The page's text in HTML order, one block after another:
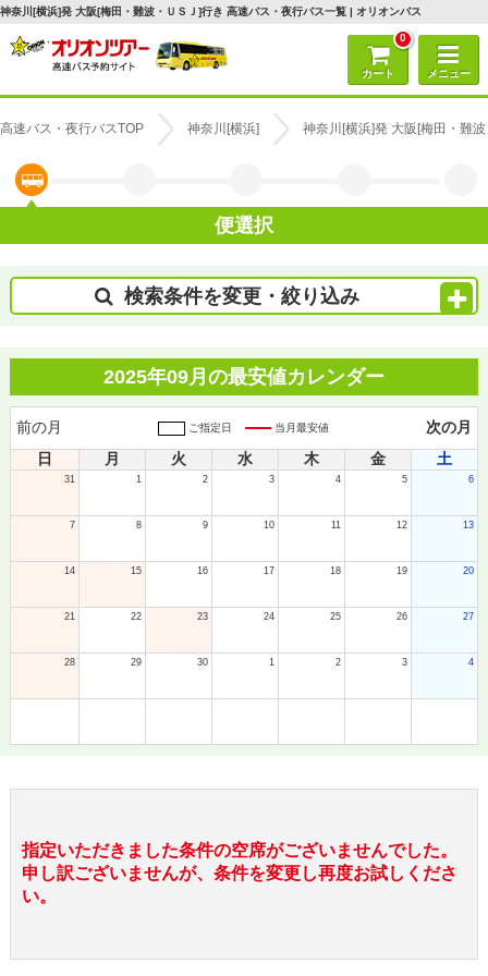
神奈川[横浜]発 大阪[梅田・難波・ＵＳＪ]行き 高速バス・夜行バス一覧 | オリオンバス
0
カート メニュー
高速バス・夜行バスTOP 神奈川[横浜] 神奈川[横浜]発 大阪[梅田・難
便選択
検索条件を変更・絞り込み
2025年09月の最安値カレンダー
前の月 ご指定日 当月最安値
次の月
日
月 火 水 木 金 土
31 1 2 3 4 5 6
7 8 9 10 11 12 13
14 15 16 17 18 19 20
21 22 23 24 25 26 27
28 29 30 1 2 3 4
指定いただきました条件の空席がございませんでした。
申し訳ございませんが、条件を変更し再度お試しくださ
い。